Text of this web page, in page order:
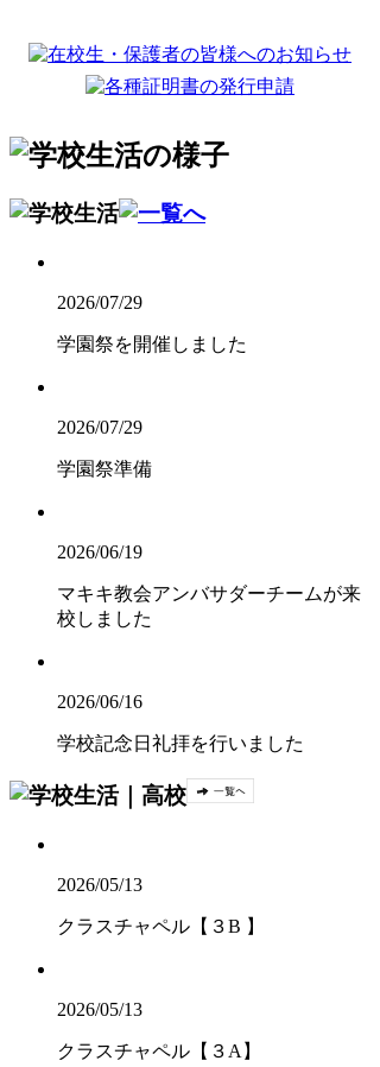
2026/07/29
学園祭を開催しました
2026/07/29
学園祭準備
2026/06/19
マキキ教会アンバサダーチームが来
校しました
2026/06/16
学校記念日礼拝を行いました
2026/05/13
クラスチャペル【３B 】
2026/05/13
クラスチャペル【３A】